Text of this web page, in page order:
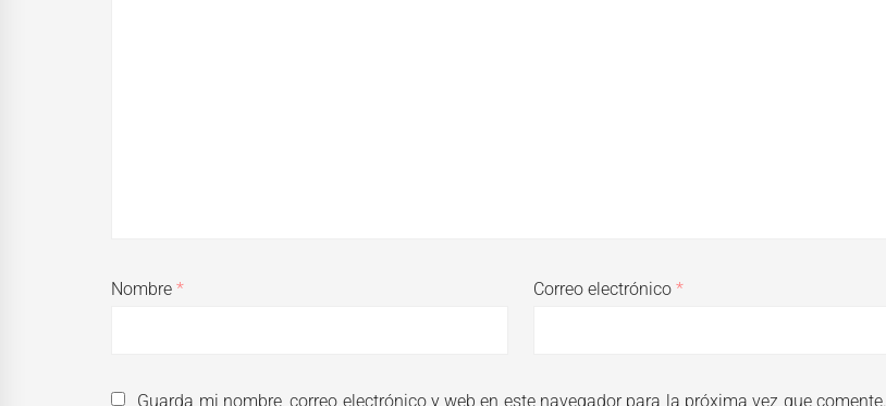
Nombre* Correo electrónico*
Guarda mi nombre, correo electrónico y web en este navegador para la próxima vez que comente.